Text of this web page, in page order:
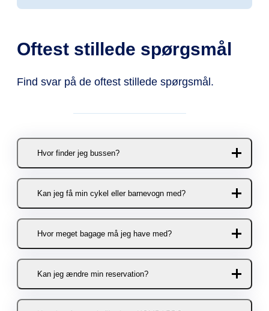
Oftest stillede spørgsmål
Find svar på de oftest stillede spørgsmål.
Hvor finder jeg bussen?
Du kan stige af og på bussen her:
Helsingør
Busterminalen
Holbæk
Holbæk Sportsby
Sports Allé 1
Kan jeg få min cykel eller barnevogn med?
Selvfølgelig! Der er plads til to
cykler/barnevogne pr. afgang.
Cykler og barnevogne skal bookes i
forvejen.
Barnevogne og cykler kan bookes
Hvor meget bagage må jeg have med?
svarende til en almindelig kuffert pr.
rejsende. Bagagen må maks. veje
Kan jeg ændre min reservation?